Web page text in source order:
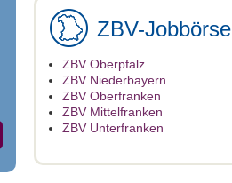
ZBV-
ZBV Oberpfalz
ZBV Niederbayern
ZBV Oberfranken
ZBV Mittelfranken
ZBV Unterfranken